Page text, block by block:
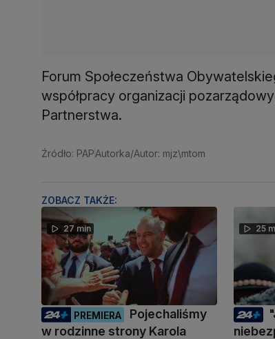
Forum Społeczeństwa
współpracy organizacji
Partnerstwa.
Źródło: PAPAutorka/Autor: mjz\mtom
ZOBACZ TAKŻE:
27 min
PREMIERA
Pojechaliśmy
w rodzinne strony Karola
25